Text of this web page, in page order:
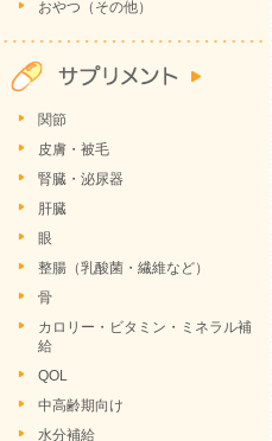
おやつ（その他）
関節
皮膚・被毛
腎臓・泌尿器
肝臓
眼
整腸（乳酸菌・繊維など）
骨
カロリー・ビタミン・ミネラル補
給
QOL
中高齢期向け
水分補給